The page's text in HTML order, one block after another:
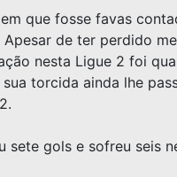
que fosse favas
de ter perdido
nesta Ligue 2 foi
torcida ainda lhe
sete gols e sofreu seis